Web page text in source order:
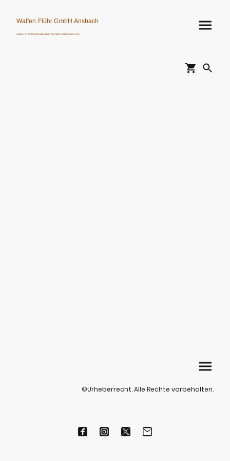
Waffen Flühr GmbH Ansbach
Leider ist nicht immer alles lieferbar, aber wir bemühen uns.
©Urheberrecht. Alle Rechte vorbehalten.